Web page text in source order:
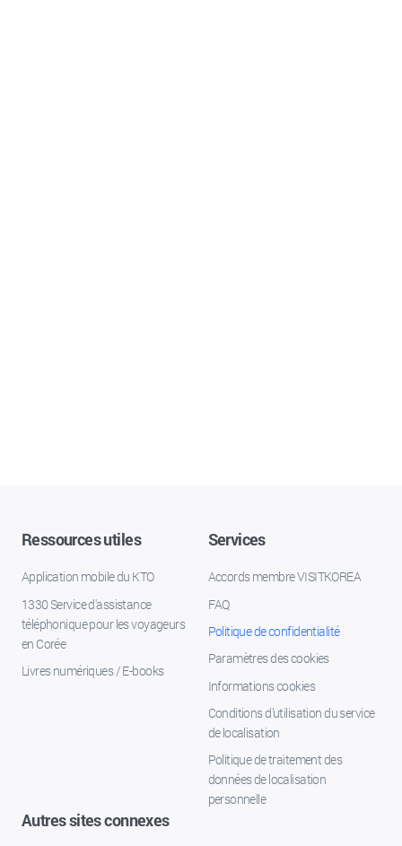
Ressources utiles
Application mobile du KTO
1330 Service d'assistance
téléphonique pour les voyageurs
en Corée
Livres numériques / E-books
Services
Accords membre VISITKOREA
FAQ
Politique de confidentialité
Paramètres des cookies
Informations cookies
Conditions d’utilisation du service
de localisation
Politique de traitement des
données de localisation
personnelle
Autres sites connexes